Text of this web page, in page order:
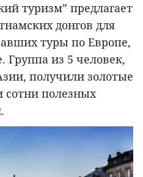
туризм” предлагает
донгов для
туры по Европе,
из 5 человек,
получили золотые
полезных